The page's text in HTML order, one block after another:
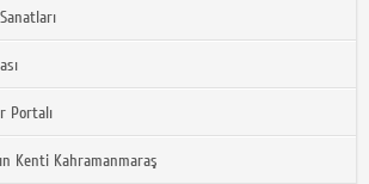
Portalı
Kenti Kahramanmaraş